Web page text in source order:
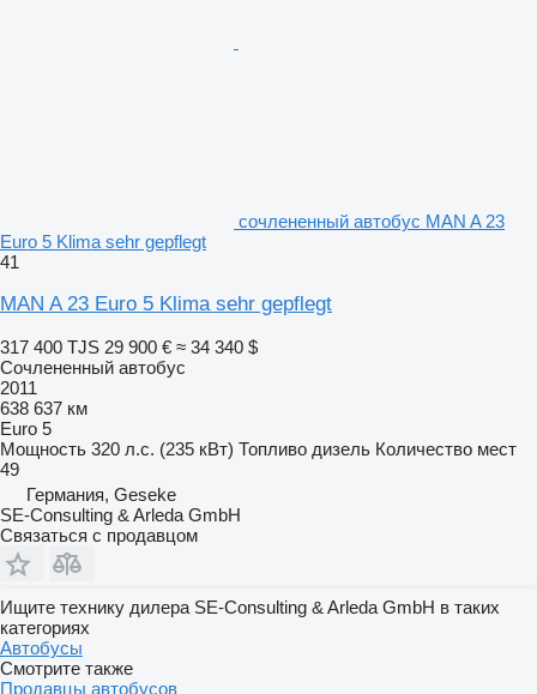
сочлененный автобус MAN A 23
Euro 5 Klima sehr gepflegt
41
MAN A 23 Euro 5 Klima sehr gepflegt
317 400 TJS 29 900 € ≈ 34 340 $
Сочлененный автобус
2011
638 637 км
Euro 5
Мощность 320 л.с. (235 кВт) Топливо дизель Количество мест
49
Германия, Geseke
SE-Consulting & Arleda GmbH
Связаться с продавцом
Ищите технику дилера SE-Consulting & Arleda GmbH в таких
категориях
Автобусы
Смотрите также
Продавцы автобусов